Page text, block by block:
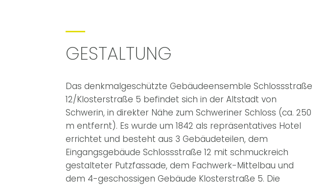
GESTALTUNG
Das denkmalgeschützte Gebäudeensemble Schlossstraße
12/Klosterstraße 5 befindet sich in der Altstadt von
Schwerin, in direkter Nähe zum Schweriner Schloss (ca. 250
m entfernt). Es wurde um 1842 als repräsentatives Hotel
errichtet und besteht aus 3 Gebäudeteilen, dem
Eingangsgebäude Schlossstraße 12 mit schmuckreich
gestalteter Putzfassade, dem Fachwerk-Mittelbau und
dem 4-geschossigen Gebäude Klosterstraße 5. Die